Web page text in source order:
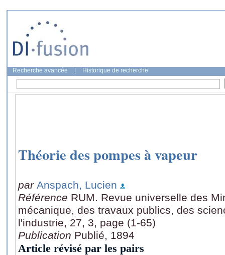
Recherche avancée Historique de recherche
Théorie des pompes à vapeur
par Anspach, Lucien
Référence RUM. Revue universelle des
mécanique, des travaux publics, des
l'industrie, 27, 3, page (1-65)
Publication Publié, 1894
Article révisé par les pairs